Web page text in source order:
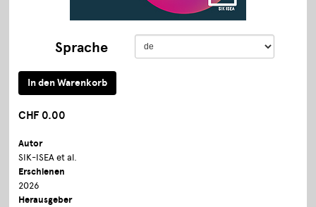
Sprache
CHF 0.00
Autor
SIK-ISEA et al.
Erschienen
2026
Herausgeber